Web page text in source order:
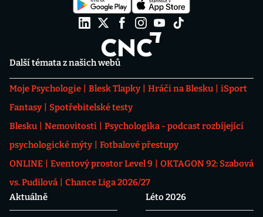
Další témata z našich webů
Moje Psychologie Blesk Tlapky Hráči na Blesku
iSport
Fantasy
Spotřebitelské testy
Blesku
Nemovitosti
Psychologika - podcast rozbíjející
psychologické mýty
Fotbalové přestupy
ONLINE
Eventový prostor Level 9
OKTAGON 92: Szabová
vs. Pudilová
Chance Liga 2026/27
Aktuálně
Léto 2026